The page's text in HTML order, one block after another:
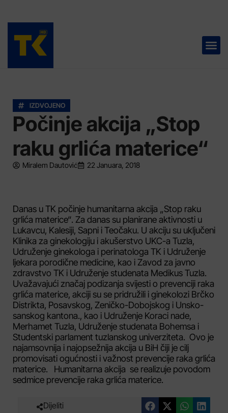
IZDVOJENO
Počinje akcija „Stop
raku grlića materice“
Miralem Dautović 22 Januara, 2018
Danas u TK počinje humanitarna akcija „Stop raku
grlića materice“. Za danas su planirane aktivnosti u
Lukavcu, Kalesiji, Sapni i Teočaku. U akciju su uključeni
Klinika za ginekologiju i akušerstvo UKC-a Tuzla,
Udruženje ginekologa i perinatologa TK i Udruženje
ljekara porodične medicine, kao i Zavod za javno
zdravstvo TK i Udruženje studenata Medikus Tuzla.
Uvažavajući značaj podizanja svijesti o prevenciji raka
grlića materice, akciji su se pridružili i ginekolozi Brčko
Distrikta, Posavskog, Zeničko-Dobojskog i Unsko-
sanskog kantona., kao i Udruženje Koraci nade,
Merhamet Tuzla, Udruženje studenata Bohemsa i
Studentski parlament tuzlanskog univerziteta. Ovo je
najamsovnija i najopsežnija akcija u BiH čiji je cilj
promovisati ogućnosti i važnost prevencije raka grlića
materice. Humanitarna akcija se realizuje povodom
sedmice prevencije raka grlića materice.
Dijeliti